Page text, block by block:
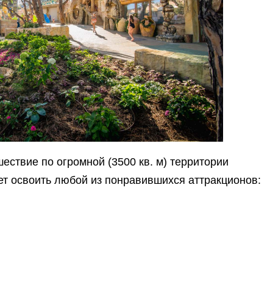
по огромной (3500 кв. м) территории
освоить любой из понравившихся аттракционов: